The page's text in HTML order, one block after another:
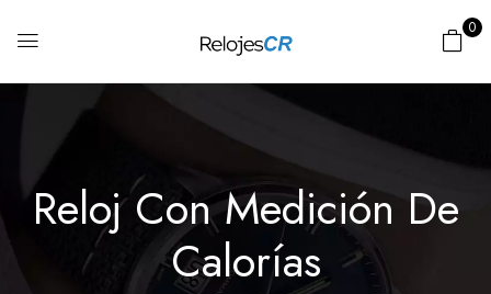
0
Reloj Con Medición De
Calorías